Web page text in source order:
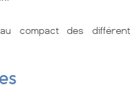
compact des